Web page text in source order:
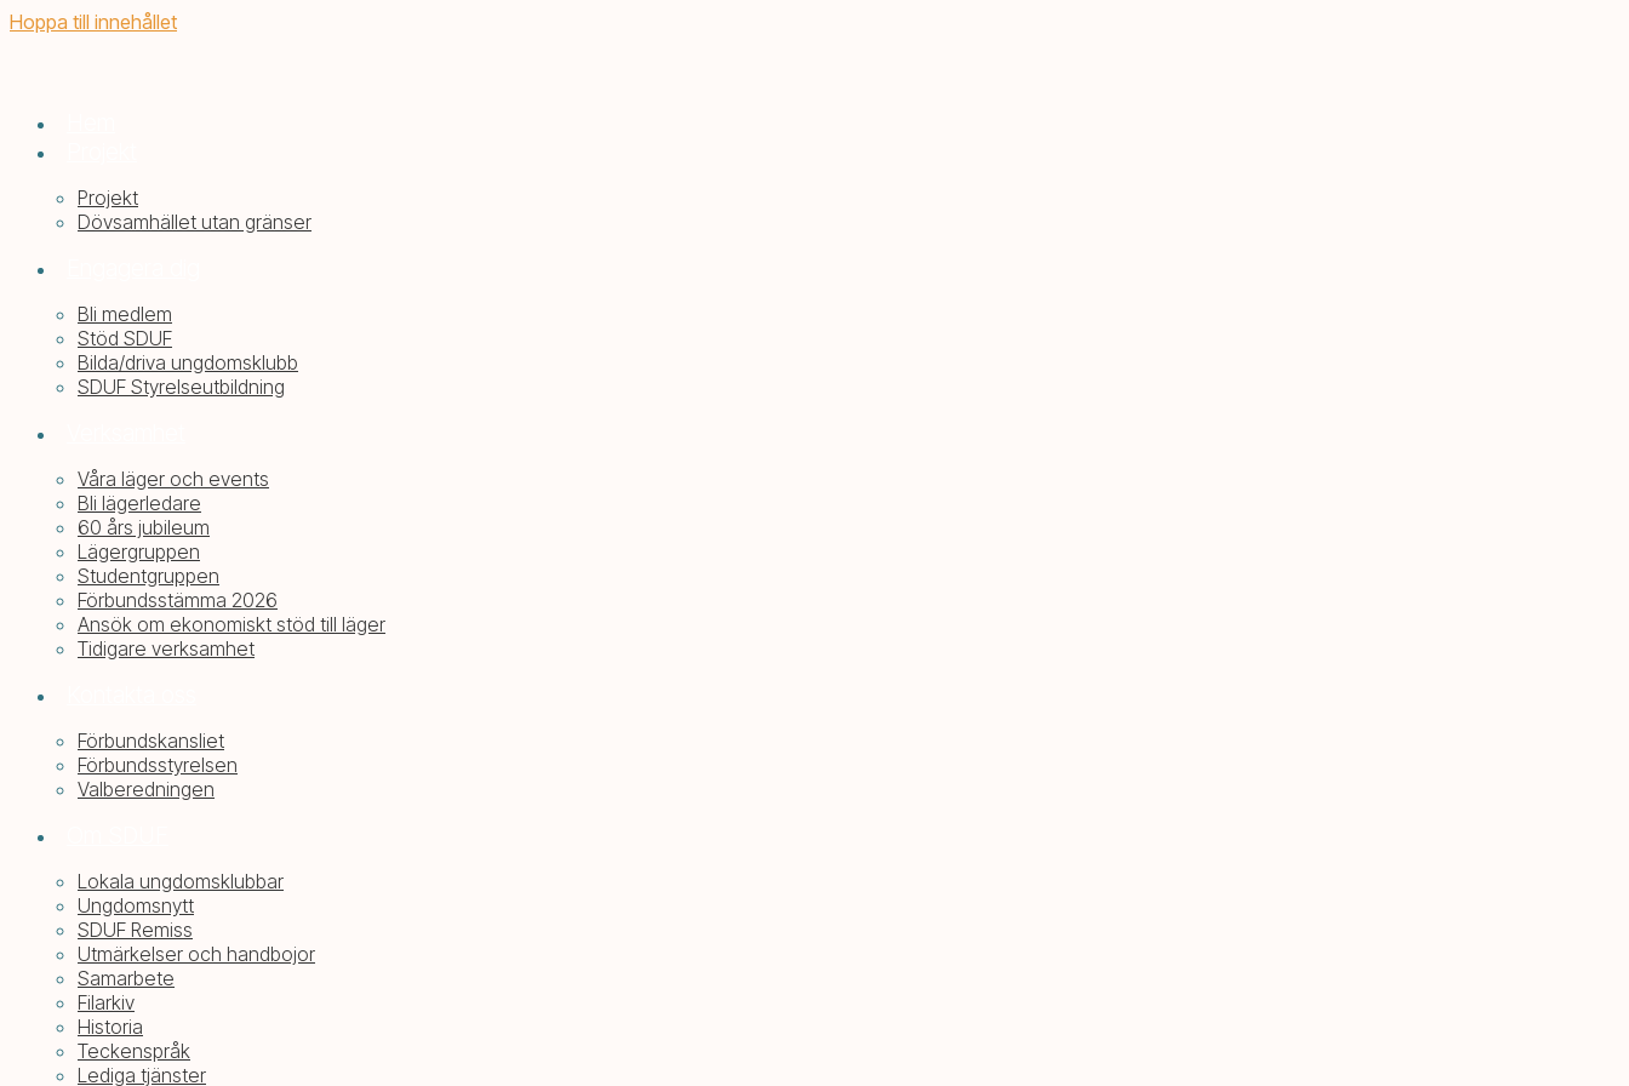
Hoppa till innehållet
Projekt
Dövsamhället utan gränser
Bli medlem
Stöd SDUF
Bilda/driva ungdomsklubb
SDUF Styrelseutbildning
Våra läger och events
Bli lägerledare
60 års jubileum
Lägergruppen
Studentgruppen
Förbundsstämma 2026
Ansök om ekonomiskt stöd till läger
Tidigare verksamhet
Förbundskansliet
Förbundsstyrelsen
Valberedningen
Lokala ungdomsklubbar
Ungdomsnytt
SDUF Remiss
Utmärkelser och handbojor
Samarbete
Filarkiv
Historia
Teckenspråk
Lediga tjänster